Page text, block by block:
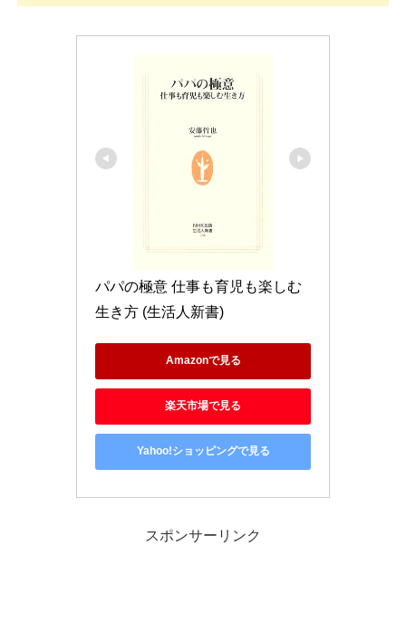
パパの極意 仕事も育児も楽しむ
生き方 (生活人新書)
Amazonで見る
楽天市場で見る
Yahoo!ショッピングで見る
スポンサーリンク